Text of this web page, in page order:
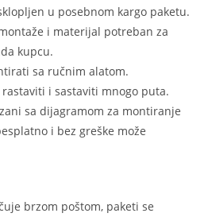
u posebnom kargo paketu.
i materijal potreban za
kupcu.
sa ručnim alatom.
i sastaviti mnogo puta.
sa dijagramom za montiranje
i bez greške može
brzom poštom, paketi se